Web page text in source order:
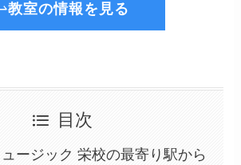
教室の情報を見る
目次
ージック 栄校の最寄り駅から